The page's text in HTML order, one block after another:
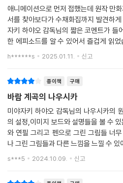
애니메이션으로 먼저 접했는데 원작 만
서를 찾아보다가 수채화집까지 발견하
자키 하야오 감독님의 짧은 코멘트가 들
한 에피소드를 알 수 있어서 즐겁게 읽
서 아주 유용한 자료라고 생각되네요. 팬
h******s 2025.01.11. 신고
종이책 구매
바람 계곡의 나우시카
미야자키 하야오 감독님의 나우시카의
의 설정,이미지 보드와 설명들을 볼 수
와 연필 그리고 펜으로 그린 그림들 너
나 그린 그림들과 다른 느낌을 느낄 수 있
s***5 2024.10.09. 신고